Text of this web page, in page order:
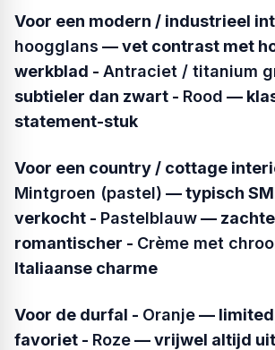
Voor een modern / industrieel
hoogglans — vet contrast met
werkblad - Antraciet / titanium
subtieler dan zwart - Rood —
statement-stuk
Voor een country / cottage
Mintgroen (pastel) — typisch
verkocht - Pastelblauw—
romantischer - Crème met
Italiaanse charme
Voor de durfal - Oranje—
favoriet - Roze— vrijwel altijd